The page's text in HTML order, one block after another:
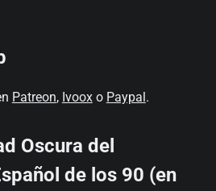
Patreon, Ivooxo Paypal.
Oscura del
de los 90 (en